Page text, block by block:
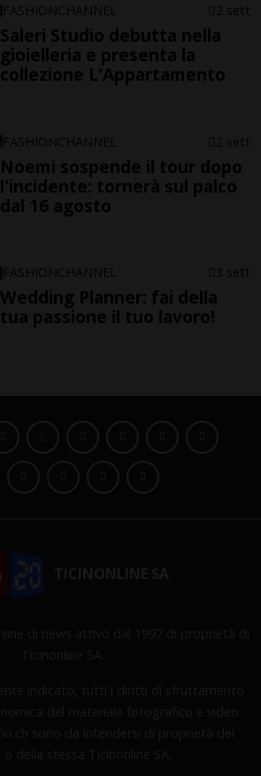
FASHIONCHANNEL 2 sett
Saleri Studio debutta nella
gioielleria e presenta la
collezione L'Appartamento
FASHIONCHANNEL 2 sett
Noemi sospende il tour dopo
l'incidente: tornerà sul palco
dal 16 agosto
FASHIONCHANNEL 3 sett
Wedding Planner: fai della
tua passione il tuo lavoro!